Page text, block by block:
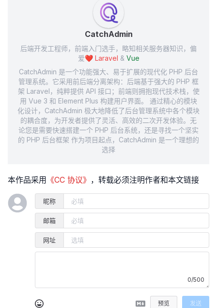
CatchAdmin
后端开发工程师，前端入门选手，略知相关服务器知识，偏
爱❤️ Laravel & Vue
CatchAdmin 是一个功能强大、易于扩展的现代化 PHP 后台
管理系统。它采用前后端分离架构：后端基于强大的 PHP 框
架 Laravel，纯粹提供 API 接口；前端则拥抱现代技术栈，使
用 Vue 3 和 Element Plus 构建用户界面。 通过精心的模块
化设计，CatchAdmin 极大地降低了后台管理系统中各个模块
的耦合度，为开发者提供了灵活、高效的二次开发体验。无
论您是需要快速搭建一个 PHP 后台系统，还是寻找一个坚实
的 PHP 后台框架 作为项目起点，CatchAdmin 是一个理想的
选择
本作品采用 《CC 协议》 ，转载必须注明作者和本文链接
昵称
邮箱
网址
0/500
预览 发送